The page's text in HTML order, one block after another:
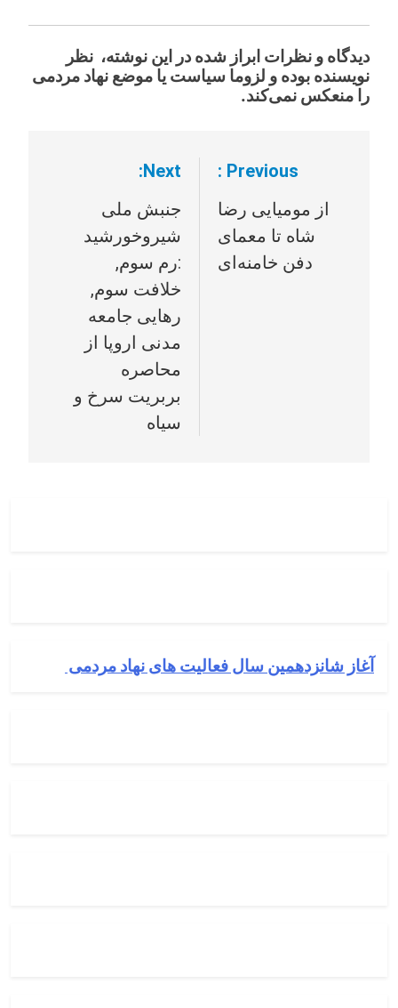
آغاز شانزدهمین سال فعالیت های نهاد مردمی
دیدگاه‌ و نظرات ابراز شده در این نوشته، نظر
نویسنده بوده و لزوما سیاست یا موضع نهاد مردمی
را منعکس نمی‌کند.
راهبری
نوشته
Previous:
از مومیایی رضا
شاه تا معمای
دفن خامنه‌ای
Next:
جنبش ملی
شیروخورشید
:رم سوم,
خلافت سوم,
رهایی جامعه
مدنی اروپا از
محاصره
بربریت سرخ و
سیاه